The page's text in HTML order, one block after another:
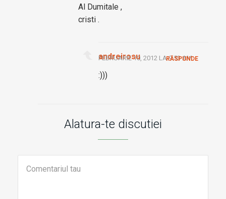
Al Dumitale ,
cristi .
andreirosu
FEBRUARIE 10, 2012 LA 9:53 AM
:)))
RĂSPUNDE
Alatura-te discutiei